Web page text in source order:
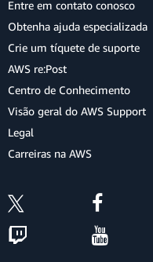
Entre em contato conosco
Obtenha ajuda especializada
Crie um tíquete de suporte
AWS re:Post
Centro de Conhecimento
Visão geral do AWS Support
Legal
Carreiras na AWS